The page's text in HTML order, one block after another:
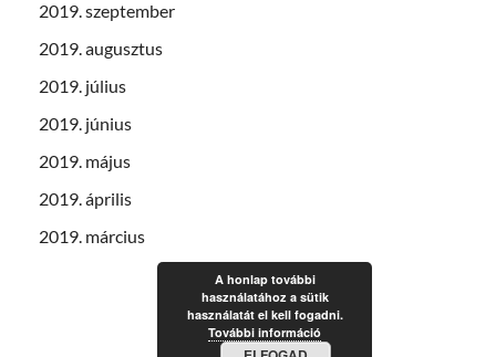
2019. szeptember
2019. augusztus
2019. július
2019. június
2019. május
2019. április
2019. március
A honlap további
használatához a sütik
használatát el kell fogadni.
További információ